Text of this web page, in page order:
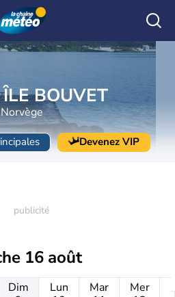
BOUVET
Norvège
Devenez VIP
16 août
Dim
Lun
Mar
Mer